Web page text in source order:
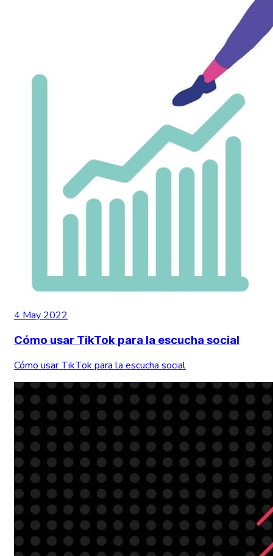
4 May 2022
Cómo usar TikTok para la escucha social
Cómo usar TikTok para la escucha social